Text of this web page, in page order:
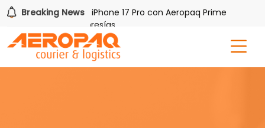
Breaking News
uno de tres iPhone 17 Pro con Aeropaq Prime